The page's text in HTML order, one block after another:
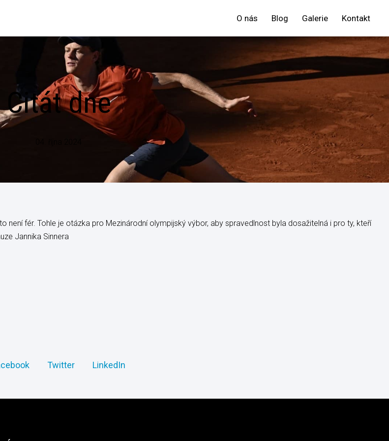
O nás Blog Galerie Kontakt
Citát dne
není fér. Tohle je otázka pro Mezinárodní olympijský výbor, aby spravedlnost byla dosažitelná i pro ty, kteří
Jannika Sinnera
Twitter LinkedIn